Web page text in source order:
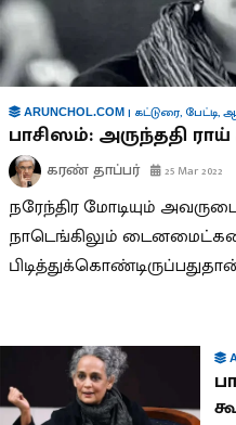
ARUNCHOL.COM | கட்டுரை, பேட்டி,
பாசிஸம்: அருந்ததி ராய்
கரண் தாப்பர் 25 Mar 2022
நரேந்திர மோடியும்
நாடெங்கிலும்